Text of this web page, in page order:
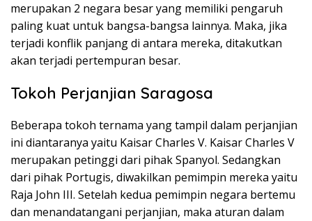
merupakan 2 negara besar yang memiliki pengaruh
paling kuat untuk bangsa-bangsa lainnya. Maka, jika
terjadi konflik panjang di antara mereka, ditakutkan
akan terjadi pertempuran besar.
Tokoh Perjanjian Saragosa
Beberapa tokoh ternama yang tampil dalam perjanjian
ini diantaranya yaitu Kaisar Charles V. Kaisar Charles V
merupakan petinggi dari pihak Spanyol. Sedangkan
dari pihak Portugis, diwakilkan pemimpin mereka yaitu
Raja John III. Setelah kedua pemimpin negara bertemu
dan menandatangani perjanjian, maka aturan dalam